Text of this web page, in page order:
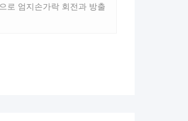
로 엄지손가락 회전과 방출